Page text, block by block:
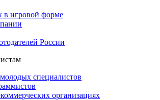
в игровой форме
России
специалистов
организациях